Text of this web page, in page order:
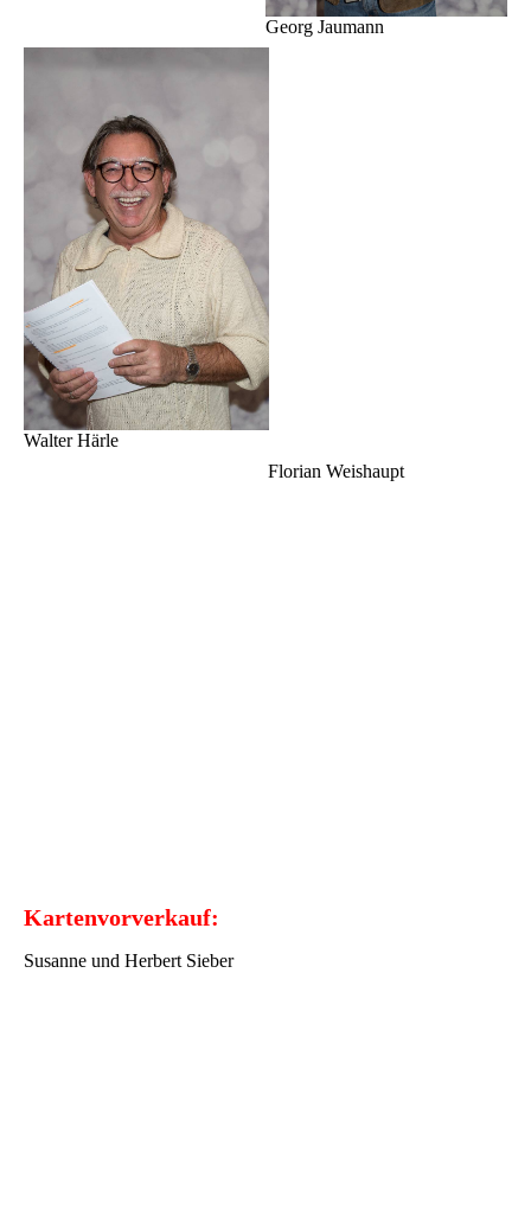
Georg Jaumann
Walter Härle
Florian Weishaupt
Kartenvorverkauf:
Susanne und Herbert Sieber